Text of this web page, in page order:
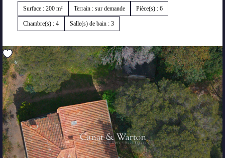
Surface : 200 m² Terrain : sur demande Pièce(s) : 6
Chambre(s) : 4 Salle(s) de bain : 3